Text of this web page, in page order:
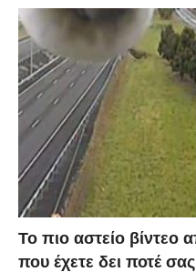
Το πιο αστείο βίντεο
που έχετε δει ποτέ σας